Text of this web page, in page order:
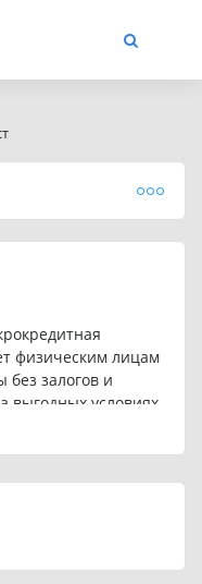
физическим лицам
залогов и
условиях.
до 5 00 000